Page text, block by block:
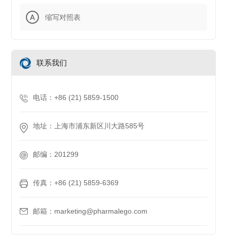
缩写对照表
联系我们
电话：+86 (21) 5859-1500
地址：上海市浦东新区川大路585号
邮编：201299
传真：+86 (21) 5859-6369
邮箱：marketing@pharmalego.com